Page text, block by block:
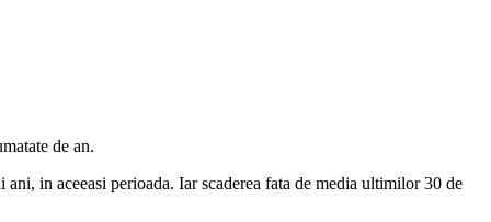
de an.
in aceeasi perioada. Iar scaderea fata de media ultimilor 30 de